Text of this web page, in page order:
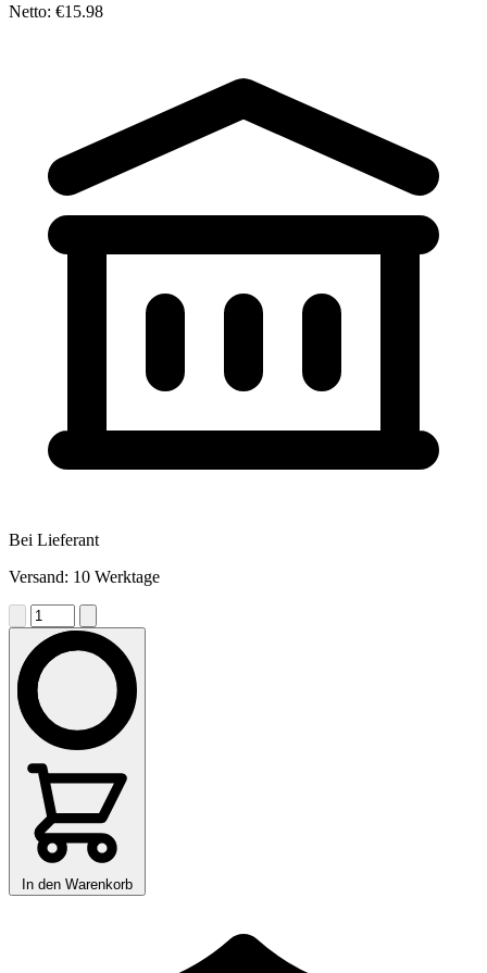
Netto: €15.98
Bei Lieferant
Versand: 10 Werktage
In den Warenkorb